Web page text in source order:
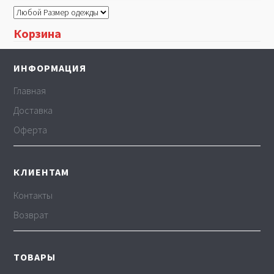
Корзина
ИНФОРМАЦИЯ
Главная
Доставка
Оферта
КЛИЕНТАМ
Контакты
Возврат
ТОВАРЫ